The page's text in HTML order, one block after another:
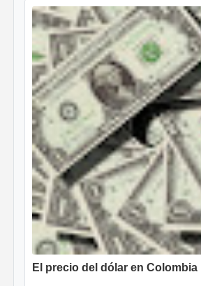
El precio del dólar en Colombia